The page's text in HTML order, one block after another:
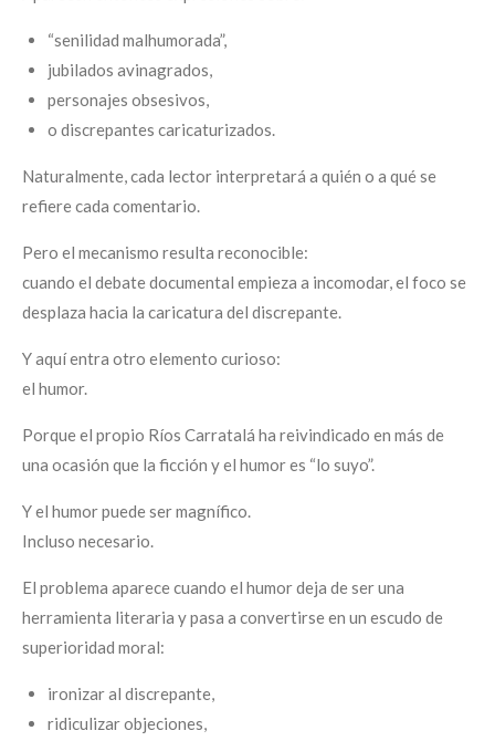
“senilidad malhumorada”,
jubilados avinagrados,
personajes obsesivos,
o discrepantes caricaturizados.
Naturalmente, cada lector interpretará a quién o a qué se
refiere cada comentario.
Pero el mecanismo resulta reconocible:
cuando el debate documental empieza a incomodar, el foco se
desplaza hacia la caricatura del discrepante.
Y aquí entra otro elemento curioso:
el humor.
Porque el propio Ríos Carratalá ha reivindicado en más de
una ocasión que la ficción y el humor es “lo suyo”.
Y el humor puede ser magnífico.
Incluso necesario.
El problema aparece cuando el humor deja de ser una
herramienta literaria y pasa a convertirse en un escudo de
superioridad moral:
ironizar al discrepante,
ridiculizar objeciones,